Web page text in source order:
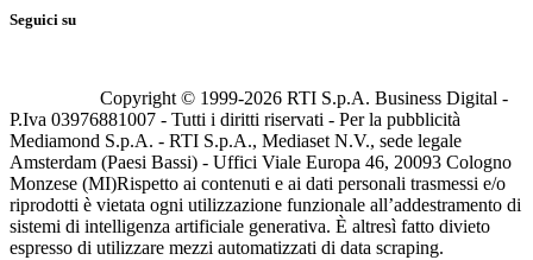
Seguici su
Copyright © 1999-2026 RTI S.p.A. Business Digital -
P.Iva 03976881007 - Tutti i diritti riservati - Per la pubblicità
Mediamond S.p.A. - RTI S.p.A., Mediaset N.V., sede legale
Amsterdam (Paesi Bassi) - Uffici Viale Europa 46, 20093 Cologno
Monzese (MI)Rispetto ai contenuti e ai dati personali trasmessi e/o
riprodotti è vietata ogni utilizzazione funzionale all’addestramento di
sistemi di intelligenza artificiale generativa. È altresì fatto divieto
espresso di utilizzare mezzi automatizzati di data scraping.